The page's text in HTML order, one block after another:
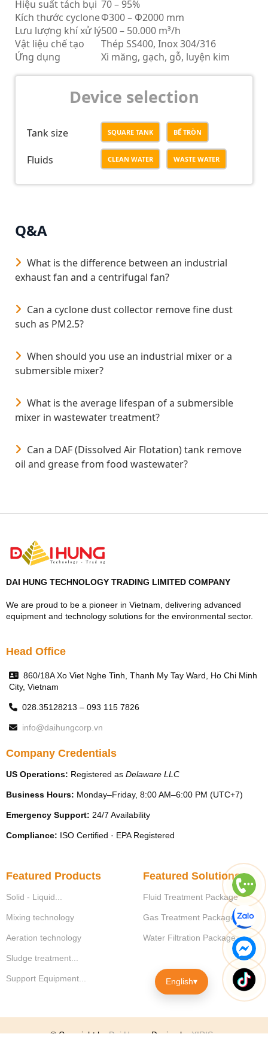
Hiệu suất tách bụi 70 – 95%
Kích thước cycloneΦ300 – Φ2000 mm
Lưu lượng khí xử lý500 – 50.000 m³/h
Vật liệu chế tạo
Thép SS400, Inox 304/316
Ứng dụng
Xi măng, gạch, gỗ, luyện kim
Device selection
Tank size SQUARE TANK BỂ TRÒN
Fluids CLEAN WATER WASTE WATER
Q&A
What is the difference between an industrial
exhaust fan and a centrifugal fan?
Can a cyclone dust collector remove fine dust
such as PM2.5?
When should you use an industrial mixer or a
submersible mixer?
What is the average lifespan of a submersible
mixer in wastewater treatment?
Can a DAF (Dissolved Air Flotation) tank remove
oil and grease from food wastewater?
DAI HUNG TECHNOLOGY TRADING LIMITED COMPANY
We are proud to be a pioneer in Vietnam, delivering advanced
equipment and technology solutions for the environmental sector.
Head Office
860/18A Xo Viet Nghe Tinh, Thanh My Tay Ward, Ho Chi Minh
City, Vietnam
028.35128213 – 093 115 7826
info@daihungcorp.vn
Company Credentials
US Operations: Registered as Delaware LLC
Business Hours: Monday–Friday, 8:00 AM–6:00 PM (UTC+7)
Emergency Support: 24/7 Availability
Compliance: ISO Certified · EPA Registered
Featured Products
Solid - Liquid...
Mixing technology
Aeration technology
Sludge treatment...
Support Equipment...
Featured Solutions
Fluid Treatment Package
Gas Treatment Package
Water Filtration Package
English▾
© Copyright byDai Hung.Design byXIRIS.